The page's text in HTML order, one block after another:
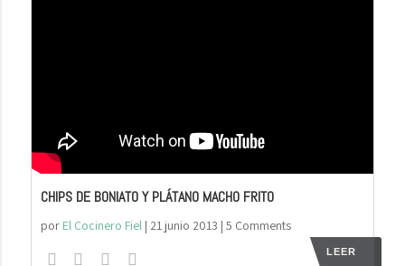
CHIPS DE BONIATO Y PLÁTANO MACHO FRITO
por El Cocinero Fiel| 21 junio 2013 | 5 Comments
LEER